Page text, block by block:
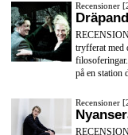
Recensioner
tryfferat med
på en station
Recensioner